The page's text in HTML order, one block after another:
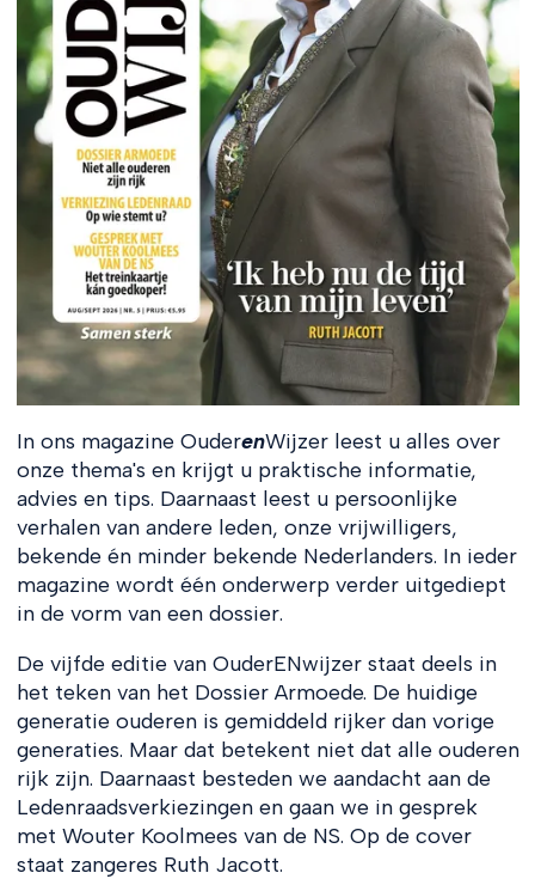
In ons magazine OuderenWijzer leest u alles over
onze thema's en krijgt u praktische informatie,
advies en tips. Daarnaast leest u persoonlijke
verhalen van andere leden, onze vrijwilligers,
bekende én minder bekende Nederlanders. In ieder
magazine wordt één onderwerp verder uitgediept
in de vorm van een dossier.
De vijfde editie van OuderENwijzer staat deels in
het teken van het Dossier Armoede. De huidige
generatie ouderen is gemiddeld rijker dan vorige
generaties. Maar dat betekent niet dat alle ouderen
rijk zijn. Daarnaast besteden we aandacht aan de
Ledenraadsverkiezingen en gaan we in gesprek
met Wouter Koolmees van de NS. Op de cover
staat zangeres Ruth Jacott.